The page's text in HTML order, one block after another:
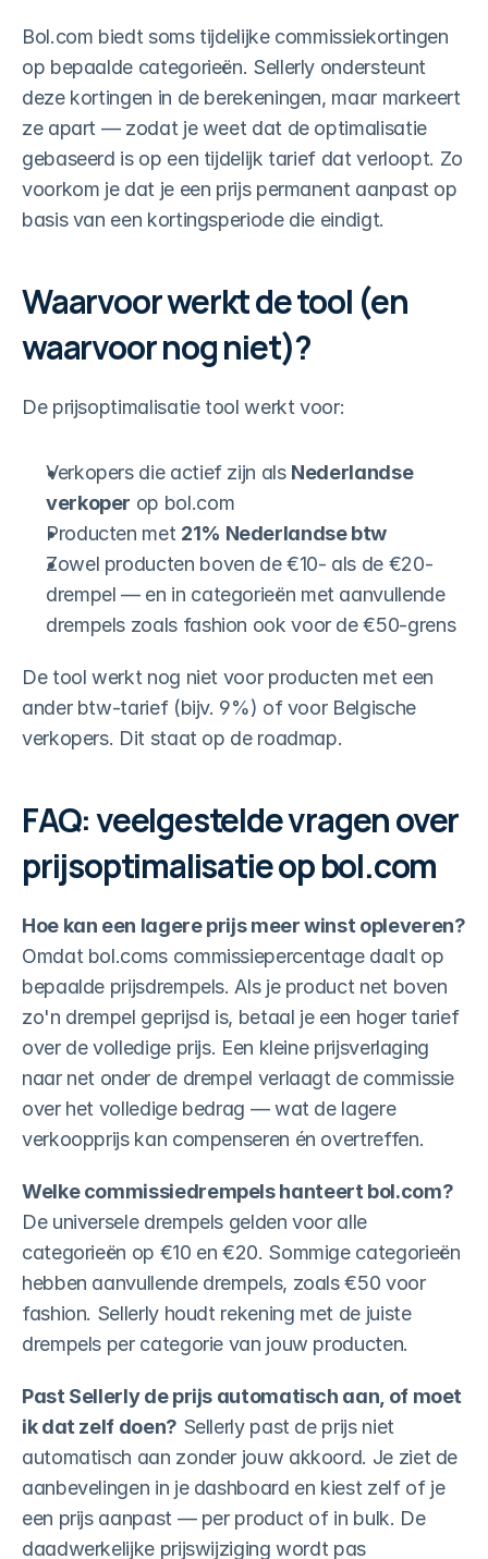
Bol.com biedt soms tijdelijke commissiekortingen
op bepaalde categorieën. Sellerly ondersteunt
deze kortingen in de berekeningen, maar markeert
ze apart — zodat je weet dat de optimalisatie
gebaseerd is op een tijdelijk tarief dat verloopt. Zo
voorkom je dat je een prijs permanent aanpast op
basis van een kortingsperiode die eindigt.
Waarvoor werkt de tool (en
waarvoor nog niet)?
De prijsoptimalisatie tool werkt voor:
Verkopers die actief zijn als Nederlandse
verkoper op bol.com
Producten met 21% Nederlandse btw
Zowel producten boven de €10- als de €20-
drempel — en in categorieën met aanvullende
drempels zoals fashion ook voor de €50-grens
De tool werkt nog niet voor producten met een
ander btw-tarief (bijv. 9%) of voor Belgische
verkopers. Dit staat op de roadmap.
FAQ: veelgestelde vragen over
prijsoptimalisatie op bol.com
Hoe kan een lagere prijs meer winst opleveren?
Omdat bol.coms commissiepercentage daalt op
bepaalde prijsdrempels. Als je product net boven
zo'n drempel geprijsd is, betaal je een hoger tarief
over de volledige prijs. Een kleine prijsverlaging
naar net onder de drempel verlaagt de commissie
over het volledige bedrag — wat de lagere
verkoopprijs kan compenseren én overtreffen.
Welke commissiedrempels hanteert bol.com?
De universele drempels gelden voor alle
categorieën op €10 en €20. Sommige categorieën
hebben aanvullende drempels, zoals €50 voor
fashion. Sellerly houdt rekening met de juiste
drempels per categorie van jouw producten.
Past Sellerly de prijs automatisch aan, of moet
ik dat zelf doen? Sellerly past de prijs niet
automatisch aan zonder jouw akkoord. Je ziet de
aanbevelingen in je dashboard en kiest zelf of je
een prijs aanpast — per product of in bulk. De
daadwerkelijke prijswijziging wordt pas